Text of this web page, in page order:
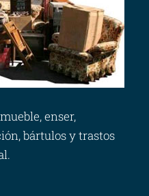
enser,
bártulos y trastos